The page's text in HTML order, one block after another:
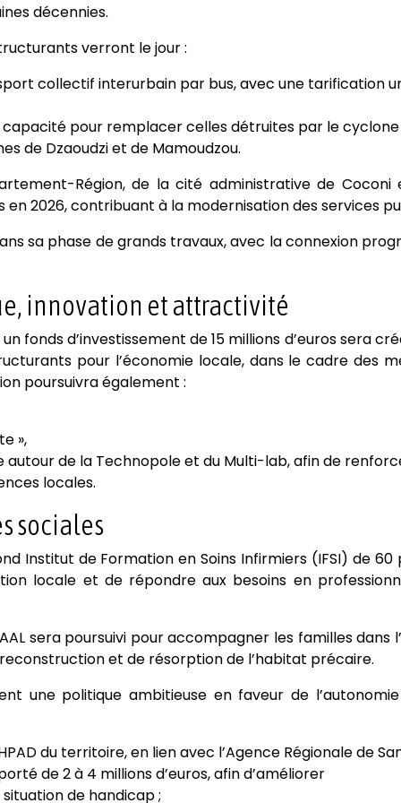
décennies.
verront le jour :
collectif interurbain par bus, avec une tarification
capacité pour remplacer celles détruites par le cyclone
de Dzaoudzi et de Mamoudzou.
Région, de la cité administrative de Coconi
2026, contribuant à la modernisation des services
sa phase de grands travaux, avec la connexion
innovation et attractivité
fonds d’investissement de 15 millions d’euros sera
pour l’économie locale, dans le cadre des
poursuivra également :
»,
autour de la Technopole et du Multi-lab, afin de
locales.
sociales
Institut de Formation en Soins Infirmiers (IFSI) de 60
locale et de répondre aux besoins en
sera poursuivi pour accompagner les familles dans
et de résorption de l’habitat précaire.
une politique ambitieuse en faveur de
du territoire, en lien avec l’Agence Régionale de
de 2 à 4 millions d’euros, afin d’améliorer
de handicap ;